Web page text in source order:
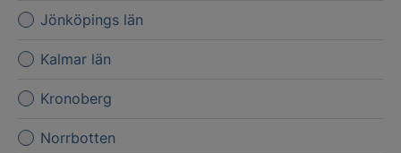
Jönköpings län
Kalmar län
Kronoberg
Norrbotten